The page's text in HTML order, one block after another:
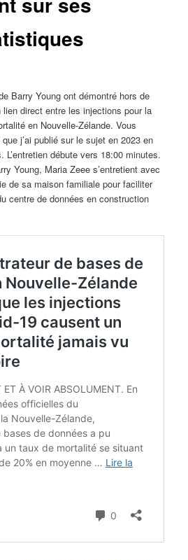
Barry Young ont démontré hors de
lien direct entre les injections pour la
en Nouvelle-Zélande. Vous
j’ai publié sur le sujet en 2023 en
débute vers 18:00 minutes.
Young, Maria Zeee s’entretient avec
de sa maison familiale pour faciliter
centre de données en construction